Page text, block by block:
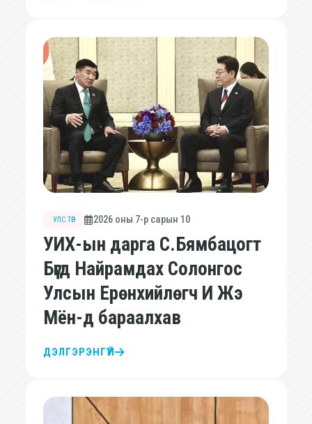
УЛС ТӨР 2026 оны 7-р сарын 10
УИХ-ын дарга С.Бямбацогт
Бүгд Найрамдах Солонгос
Улсын Ерөнхийлөгч И Жэ
Мён-д бараалхав
ДЭЛГЭРЭНГҮЙ